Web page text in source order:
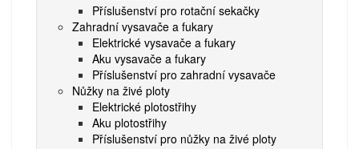
Příslušenství pro rotační sekačky
Zahradní vysavače a fukary
Elektrické vysavače a fukary
Aku vysavače a fukary
Příslušenství pro zahradní vysavače
Nůžky na živé ploty
Elektrické plotostřihy
Aku plotostřihy
Příslušenství pro nůžky na živé ploty